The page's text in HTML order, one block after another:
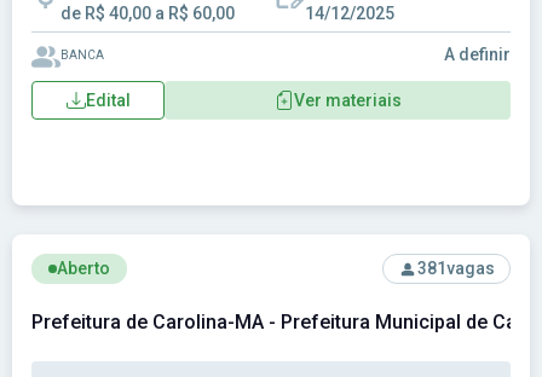
de R$ 40,00 a R$ 60,00 14/12/2025
BANCA A definir
Edital Ver materiais
Ver concurso: Prefeitura de Carolina-MA - Prefeitura
Aberto 381vagas
Prefeitura de Carolina-MA - Prefeitura Municipal de